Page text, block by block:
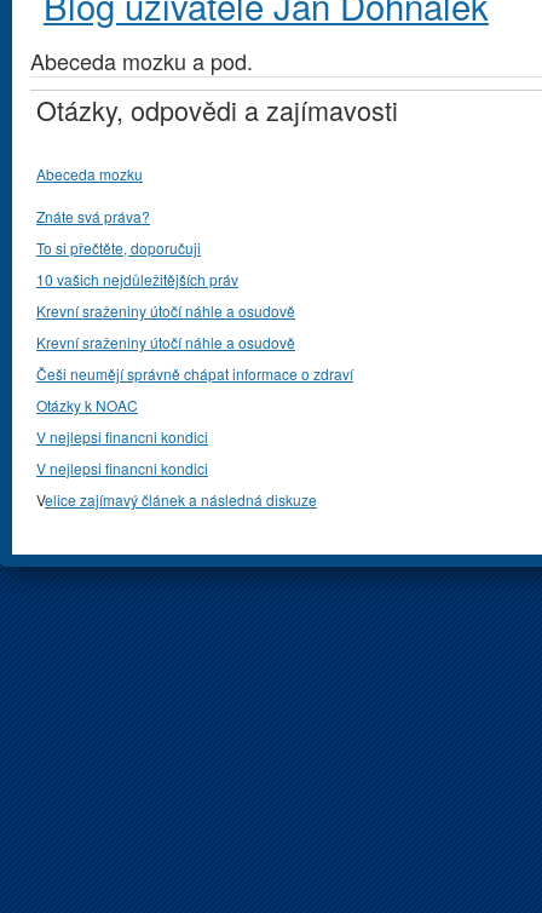
Abeceda mozku a pod.
Otázky, odpovědi a zajímavosti
Abeceda mozku
Znáte svá práva?
To si přečtěte, doporučuji
10 vašich nejdůležitějších práv
Krevní sraženiny útočí náhle a osudově
Krevní sraženiny útočí náhle a osudově
Češi neumějí správně chápat informace o zdraví
Otázky k NOAC
V nejlepsi financni kondici
V nejlepsi financni kondici
Velice zajímavý článek a následná diskuze